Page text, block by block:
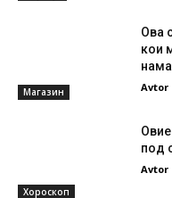
Магазин
Ова
кои
Avtor
Хороскоп
под
Avtor